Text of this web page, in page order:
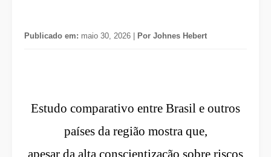
Publicado em: maio 30, 2026 | Por Johnes Hebert
Estudo comparativo entre Brasil e outros
países da região mostra que,
apesar da alta conscientização sobre riscos